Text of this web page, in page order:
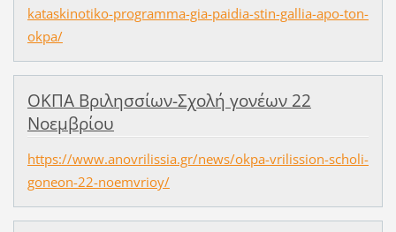
kataskinotiko-programma-gia-paidia-stin-gallia-apo-ton-
okpa/
ΟΚΠΑ Βριλησσίων-Σχολή γονέων 22
Νοεμβρίου
https://www.anovrilissia.gr/news/okpa-vrilission-scholi-
goneon-22-noemvrioy/